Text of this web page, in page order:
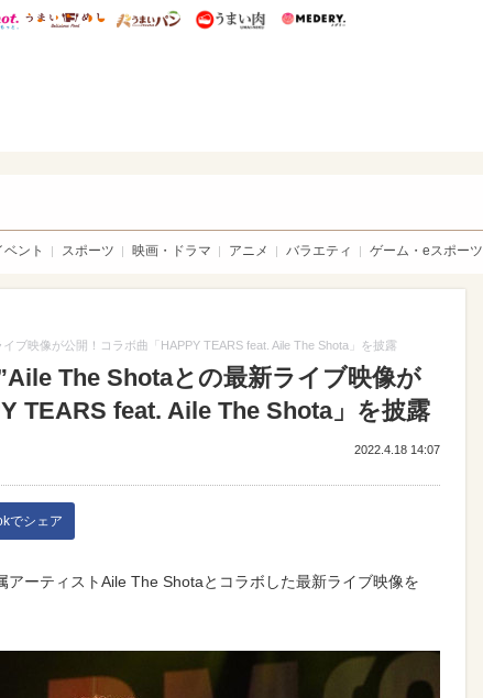
あ総研 ディズニー特集
mimot. うまいめし うまいパン うまい肉
ント スポーツ 映画・ドラマ アニメ バラエティ ゲーム・eスポーツ
イブ映像が公開！コラボ曲「HAPPY TEARS feat. Aile The Shota」を披露
The Shotaとの最新ライブ映像が
TEARS feat. Aile The Shota」を披露
2022.4.18 14:07
でシェア
ーティストAile The Shotaとコラボした最新ライブ映像を